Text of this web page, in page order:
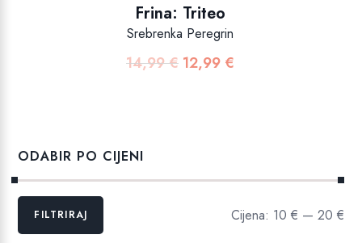
Frina: Triteo
Srebrenka Peregrin
14,99€ Izvorna
12,99 €
ODABIR PO CIJENI
Min
MaksFILTRIRAJ Cijena: 10 € — 20 €